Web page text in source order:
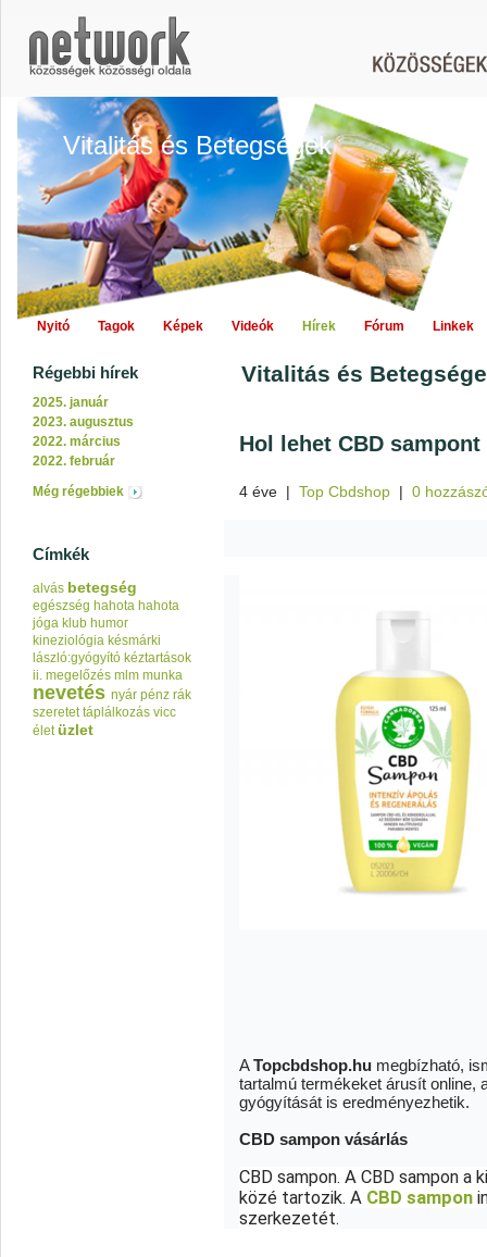
Vitalitás és Betegségek
Nyitó Tagok Képek Videók Hírek Fórum Linkek
Régebbi hírek
2025. január
2023. augusztus
2022. március
2022. február
Még régebbiek
Címkék
alvás betegség
egészség hahota hahota
jóga klub humor
kineziológia késmárki
lászló:gyógyító kéztartások
ii. megelőzés mlm munka
nevetés nyár pénz rák
szeretet táplálkozás vicc
élet üzlet
Vitalitás és
Hol lehet CBD
4 éve | Top Cbdshop | 0
ATopcbdshop.hu megbízható,
tartalmú termékeket árusít online,
gyógyítását is eredményezhetik.
CBD sampon vásárlás
CBD sampon. A CBD sampon
közé tartozik. A CBD sampon
szerkezetét.